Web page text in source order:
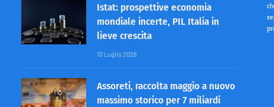
Istat: prospettive economia
mondiale incerte, PIL Italia in
lieve crescita
10 Luglio 2026
Assoreti, raccolta maggio a nuovo
massimo storico per 7 miliardi